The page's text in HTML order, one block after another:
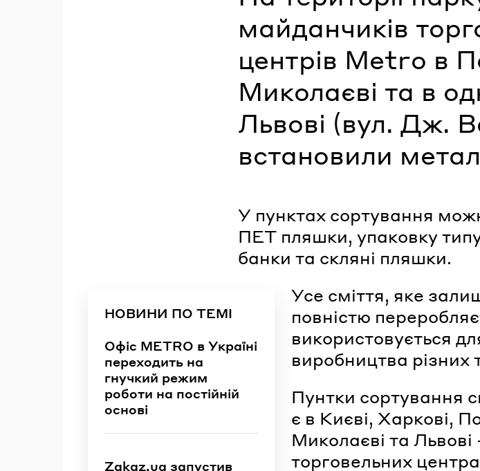
майданчиків
центрів Metro в
Миколаєві та в
Львові (вул. Дж.
встановили
У пунктах сортування
ПЕТ пляшки, упаковку
банки та скляні пляшки.
НОВИНИ ПО ТЕМІ
Офіс METRO в Україні
переходить на
гнучкий режим
роботи на постійній
основі
Zakaz.ua запустив
Усе сміття, яке
повністю
використовується
виробництва різних
Пунтки сортування
є в Києві, Харкові,
Миколаєві та Львові
торговельних